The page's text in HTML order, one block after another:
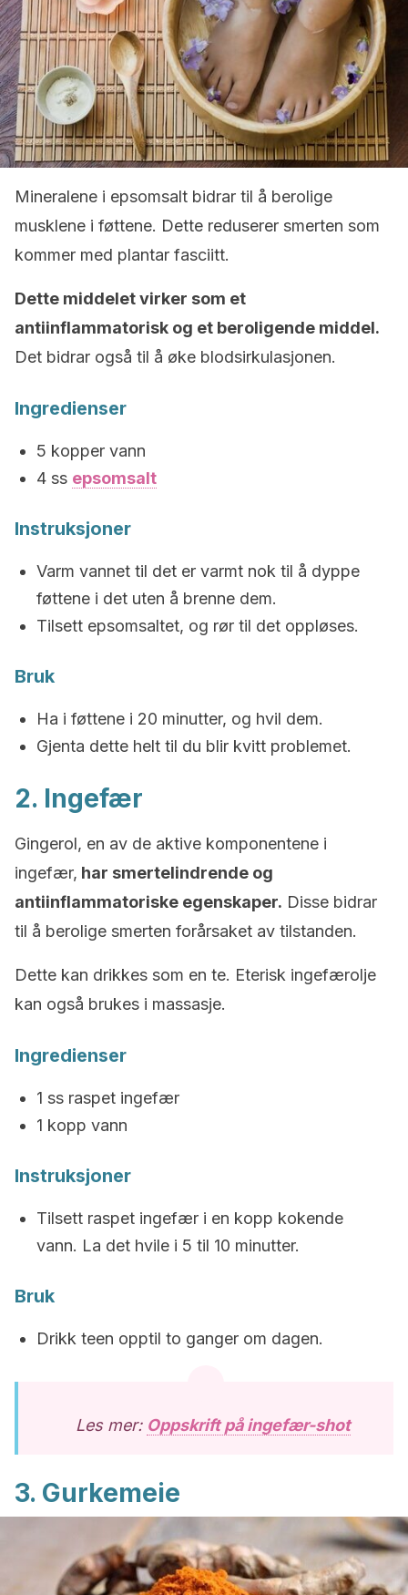
Mineralene i epsomsalt bidrar til å berolige
musklene i føttene. Dette reduserer smerten som
kommer med plantar fasciitt.
Dette middelet virker som et
antiinflammatorisk og et beroligende middel.
Det bidrar også til å øke blodsirkulasjonen.
Ingredienser
5 kopper vann
4 ss epsomsalt
Instruksjoner
Varm vannet til det er varmt nok til å dyppe
føttene i det uten å brenne dem.
Tilsett epsomsaltet, og rør til det oppløses.
Bruk
Ha i føttene i 20 minutter, og hvil dem.
Gjenta dette helt til du blir kvitt problemet.
2. Ingefær
Gingerol, en av de aktive komponentene i
ingefær, har smertelindrende og
antiinflammatoriske egenskaper. Disse bidrar
til å berolige smerten forårsaket av tilstanden.
Dette kan drikkes som en te. Eterisk ingefærolje
kan også brukes i massasje.
Ingredienser
1 ss raspet ingefær
1 kopp vann
Instruksjoner
Tilsett raspet ingefær i en kopp kokende
vann. La det hvile i 5 til 10 minutter.
Bruk
Drikk teen opptil to ganger om dagen.
Les mer: Oppskrift på ingefær-shot
3. Gurkemeie